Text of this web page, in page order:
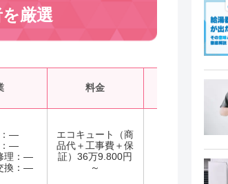
厳選
料金
：―
：―
理：―
換：―
エコキュート（商
品代＋工事費＋保
証）36万9.800円
～